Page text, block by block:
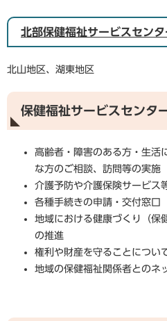
北部保健福祉サービスセンタ
北山地区、湖東地区
保健福祉サービスセンタ
高齢者・障害のある方・生活
な方のご相談、訪問等の実施
介護予防や介護保険サービス
各種手続きの申請・交付窓口
地域における健康づくり（保
の推進
権利や財産を守ることについ
地域の保健福祉関係者とのネ